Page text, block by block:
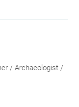
/ Archaeologist /